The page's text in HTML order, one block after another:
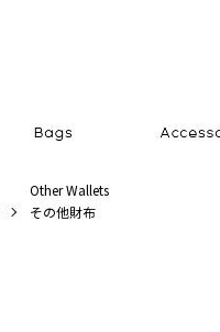
Other Wallets
その他財布